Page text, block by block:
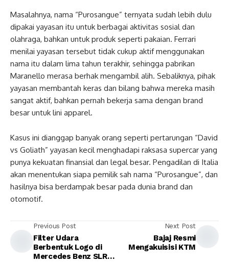
Masalahnya, nama “Purosangue” ternyata sudah lebih dulu
dipakai yayasan itu untuk berbagai aktivitas sosial dan
olahraga, bahkan untuk produk seperti pakaian. Ferrari
menilai yayasan tersebut tidak cukup aktif menggunakan
nama itu dalam lima tahun terakhir, sehingga pabrikan
Maranello merasa berhak mengambil alih. Sebaliknya, pihak
yayasan membantah keras dan bilang bahwa mereka masih
sangat aktif, bahkan pernah bekerja sama dengan brand
besar untuk lini apparel.
Kasus ini dianggap banyak orang seperti pertarungan “David
vs Goliath” yayasan kecil menghadapi raksasa supercar yang
punya kekuatan finansial dan legal besar. Pengadilan di Italia
akan menentukan siapa pemilik sah nama “Purosangue”, dan
hasilnya bisa berdampak besar pada dunia brand dan
otomotif.
Previous Post
Filter Udara
Berbentuk Logo di
Mercedes Benz SLR
Next Post
Bajaj Resmi
Mengakuisisi KTM